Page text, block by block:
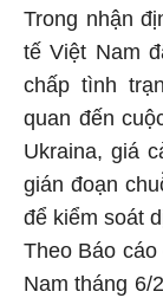
Trong nhận
tế Việt Nam
chấp tình
quan đến
Ukraina, giá
gián đoạn
để kiểm soát
Theo Báo
Nam tháng 6/